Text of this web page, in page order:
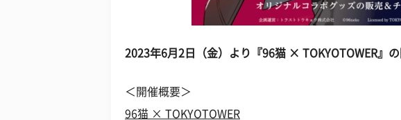
2023年6月2日（金）より『96猫 × TOKYOTOWER』
＜開催概要＞
96猫 × TOKYOTOWER